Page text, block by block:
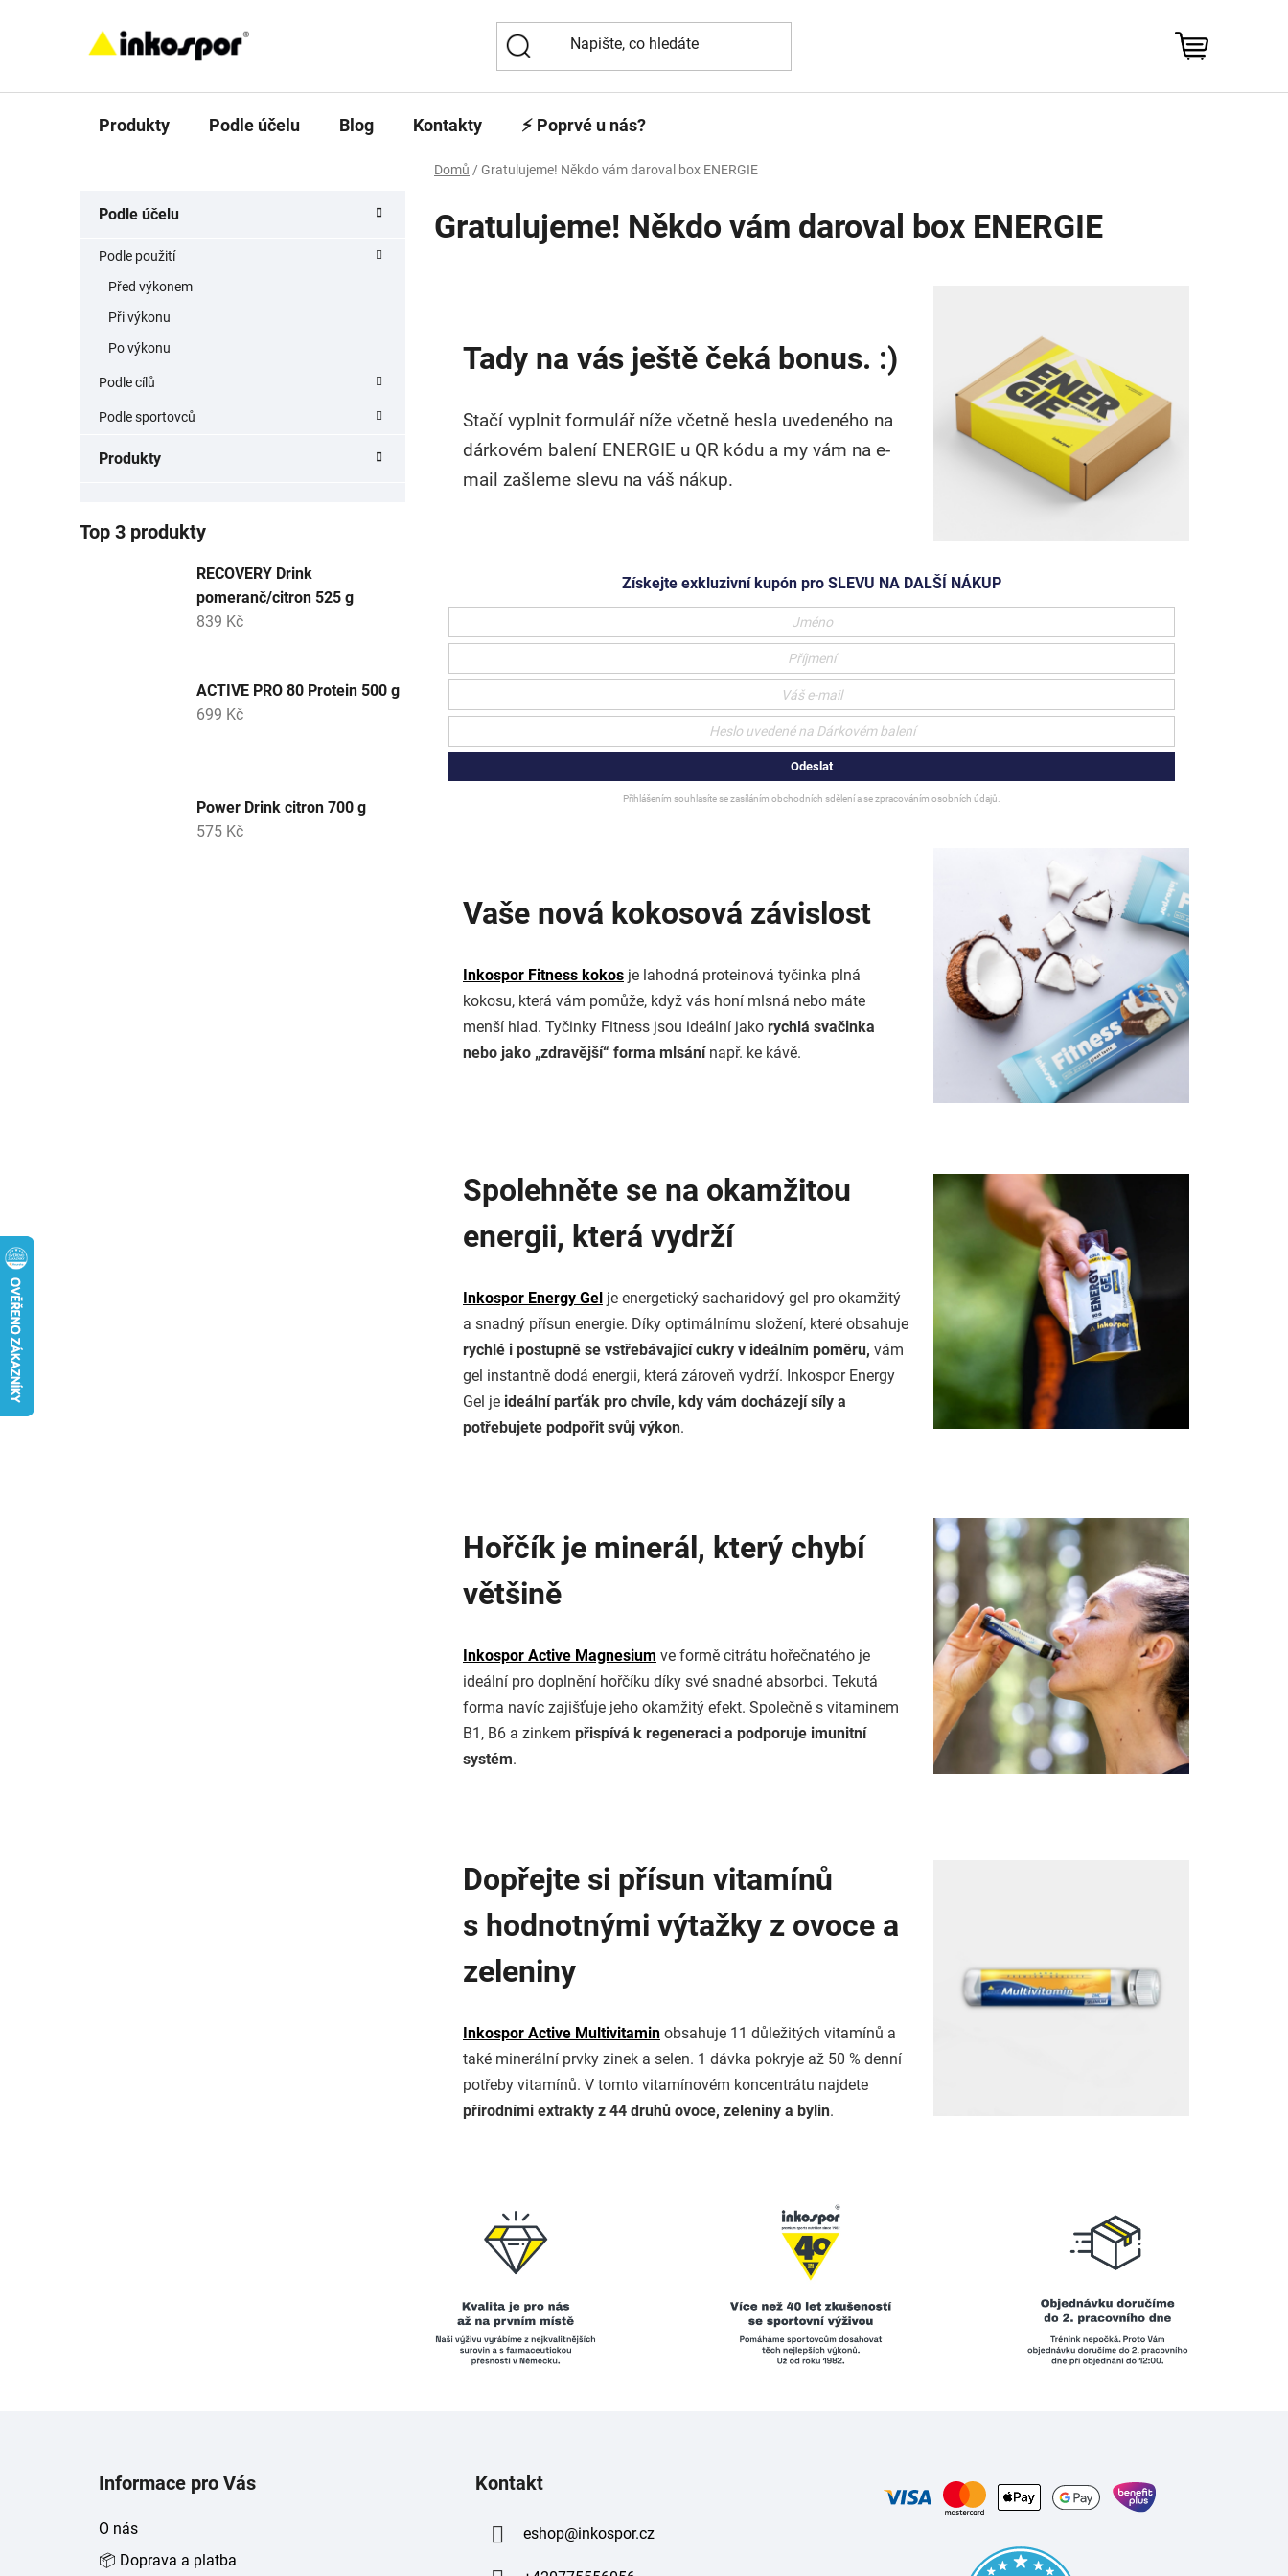
Produkty Podle účelu Blog Kontakty ⚡️ Poprvé u nás?
Domů / Gratulujeme! Někdo vám daroval box ENERGIE
l
kategorie
Podle účelu
Podle použití
Před výkonem
Při výkonu
Po výkonu
Podle cílů
Podle sportovců
Produkty
Top 3 produkty
RECOVERY Drink
pomeranč/citron 525 g
839 Kč
ACTIVE PRO 80 Protein 500 g
699 Kč
Power Drink citron 700 g
575 Kč
Gratulujeme! Někdo vám daroval box ENERGIE
Tady na vás ještě čeká bonus. :)
Stačí vyplnit formulář níže včetně hesla uvedeného na
dárkovém balení ENERGIE u QR kódu a my vám na e-
mail zašleme slevu na váš nákup.
Získejte exkluzivní kupón pro SLEVU NA DALŠÍ NÁKUP
Odeslat
Přihlášením souhlasíte se zasíláním obchodních sdělení a se zpracováním osobních údajů.
Vaše nová kokosová závislost
Inkospor Fitness kokos je lahodná proteinová tyčinka plná
kokosu, která vám pomůže, když vás honí mlsná nebo máte
menší hlad. Tyčinky Fitness jsou ideální jako rychlá svačinka
nebo jako „zdravější“ forma mlsánínapř. ke kávě.
Spolehněte se na okamžitou
energii, která vydrží
Inkospor Energy Gel je energetický sacharidový gel pro okamžitý
a snadný přísun energie. Díky optimálnímu složení, které obsahuje
rychlé i postupně se vstřebávající cukry v ideálním poměru, vám
gel instantně dodá energii, která zároveň vydrží. Inkospor Energy
Gel je ideální parťák pro chvíle, kdy vám docházejí síly a
potřebujete podpořit svůj výkon.
Hořčík je minerál, který chybí
většině
Inkospor Active Magnesium ve formě citrátu hořečnatého je
ideální pro doplnění hořčíku díky své snadné absorbci. Tekutá
forma navíc zajišťuje jeho okamžitý efekt. Společně s vitaminem
B1, B6 a zinkem přispívá k regeneraci a podporuje imunitní
systém.
Dopřejte si přísun vitamínů
s hodnotnými výtažky z ovoce a
zeleniny
Inkospor Active Multivitamin obsahuje 11 důležitých vitamínů a
také minerální prvky zinek a selen. 1 dávka pokryje až 50 % denní
potřeby vitamínů. V tomto vitamínovém koncentrátu najdete
přírodními extrakty z 44 druhů ovoce, zeleniny a bylin.
Informace pro Vás
O nás
📦 Doprava a platba
Kontakt
eshop@inkospor.cz